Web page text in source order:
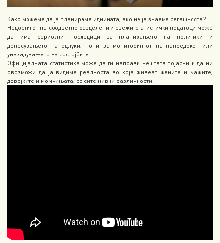
Како можеме да ја планираме иднината, ако не ја знаеме сегашноста?
Недостигот на соодветно разделени и свежи статистички податоци може
да има сериозни последици за планирањето на политики и
донесувањето на одлуки, но и за мониторингот на напредокот или
уназадувањето на состојбите.
Официјалната статистика може да ги направи нештата појасни и да ни
овозможи да ја видиме реалноста во која живеат жените и мажите,
девојките и момчињата, со сите нивни различности.